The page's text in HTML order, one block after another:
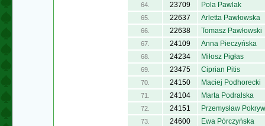
64. 23709 Pola Pawlak
65. 22637 Arletta Pawłowska
66. 22638 Tomasz Pawłowski
67. 24109 Anna Pieczyńska
68. 24234 Miłosz Pigłas
69. 23475 Ciprian Pitis
70. 24150 Maciej Podhorecki
71. 24104 Marta Podralska
72. 24151 Przemysław
73. 24600 Ewa Pórczyńska